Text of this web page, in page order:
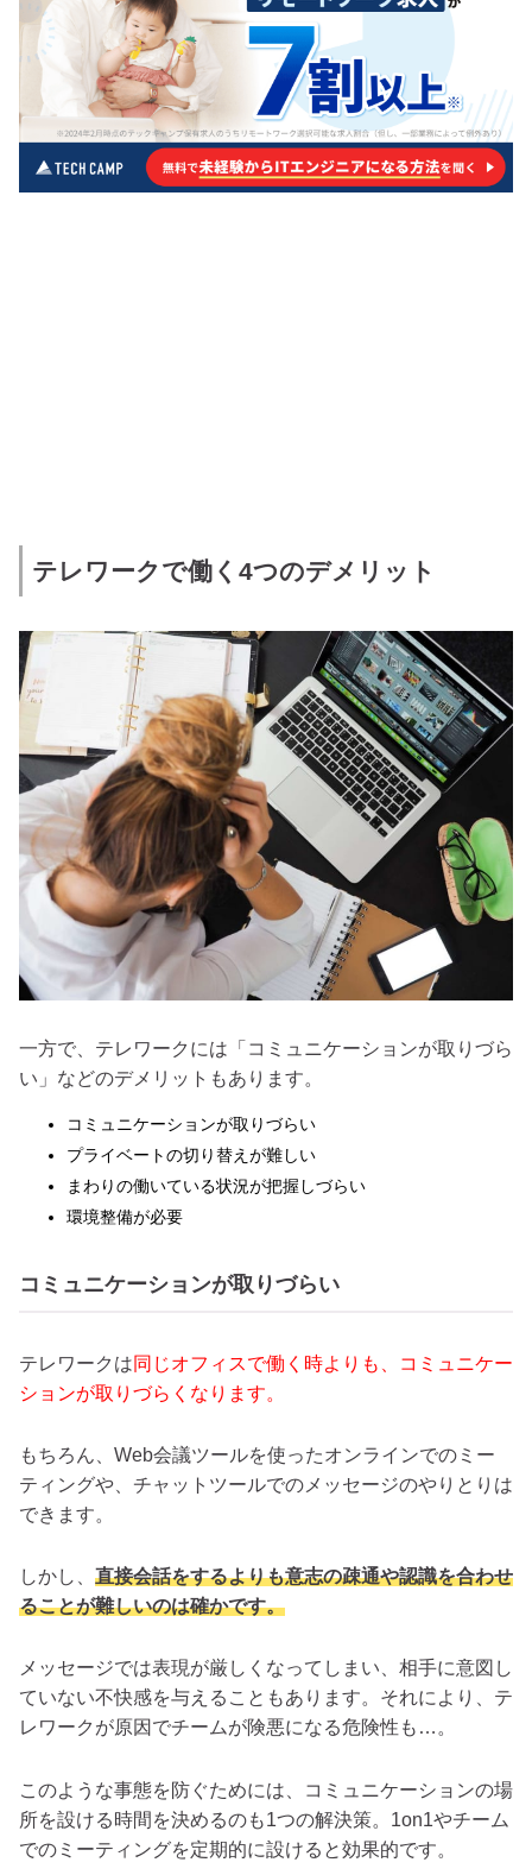
テレワークで働く4つのデメリット
一方で、テレワークには「コミュニケーションが取りづら
い」などのデメリットもあります。
コミュニケーションが取りづらい
プライベートの切り替えが難しい
まわりの働いている状況が把握しづらい
環境整備が必要
コミュニケーションが取りづらい
テレワークは同じオフィスで働く時よりも、コミュニケー
ションが取りづらくなります。
もちろん、Web会議ツールを使ったオンラインでのミー
ティングや、チャットツールでのメッセージのやりとりは
できます。
しかし、 直接会話をするよりも意志の疎通や認識を合わせ
ることが難しいのは確かです。
メッセージでは表現が厳しくなってしまい、相手に意図し
ていない不快感を与えることもあります。それにより、テ
レワークが原因でチームが険悪になる危険性も…。
このような事態を防ぐためには、コミュニケーションの場
所を設ける時間を決めるのも1つの解決策。1on1やチーム
でのミーティングを定期的に設けると効果的です。